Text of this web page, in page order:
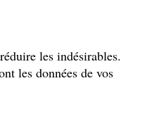
les indésirables.
les données de vos